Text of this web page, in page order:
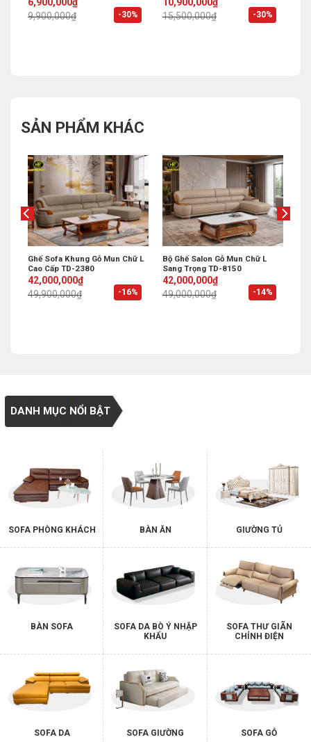
-30%
9,900,000₫
price
was:
price
is:
-30%
15,500,000₫
price
was:
price
is:
SẢN PHẨM KHÁC
-16%
Ghế Sofa Khung Gỗ Mun Chữ L
Cao Cấp TD-2380
49,900,000₫
Original
price
was:
42,000,000₫
Current
price
is:
-14%
Bộ Ghế Salon Gỗ Mun Chữ L
Sang Trọng TD-8150
49,000,000₫
Original
price
was:
42,000,000₫
Current
price
is:
DANH MỤC NỔI BẬT
SOFA PHÒNG KHÁCH BÀN ĂN GIƯỜNG TỦ
BÀN SOFA
SOFA DA BÒ Ý NHẬP
KHẨU
SOFA THƯ GIÃN
CHỈNH ĐIỆN
SOFA DA SOFA GIƯỜNG SOFA GỖ